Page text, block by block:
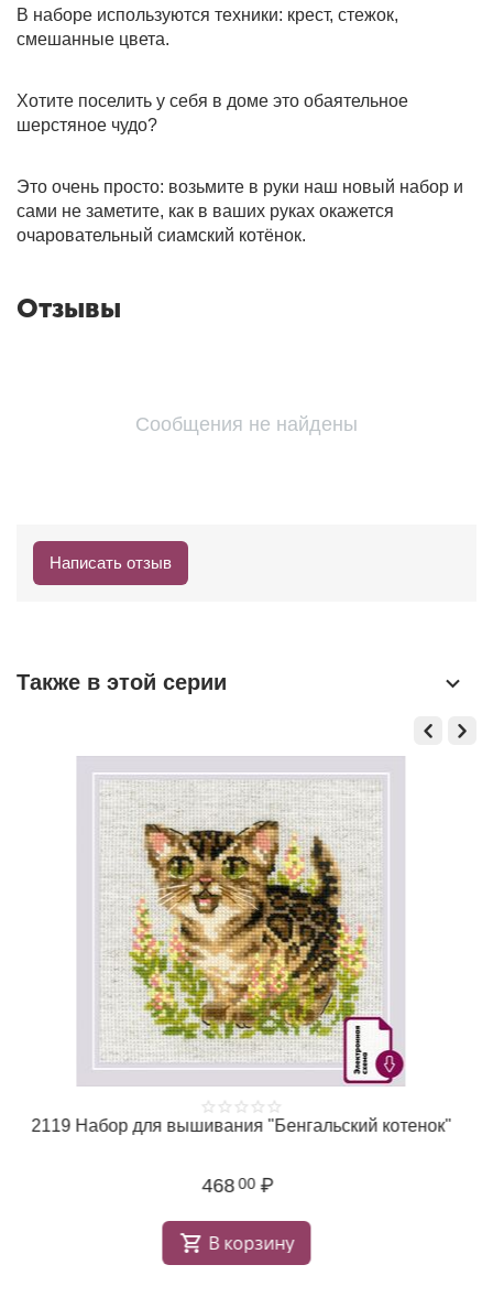
В наборе используются техники: крест, стежок,
смешанные цвета.
Хотите поселить у себя в доме это обаятельное
шерстяное чудо?
Это очень просто: возьмите в руки наш новый набор и
сами не заметите, как в ваших руках окажется
очаровательный сиамский котёнок.
Отзывы
Сообщения не найдены
Написать отзыв
Также в этой серии
2119 Набор для вышивания "Бенгальский котенок"
468 00 ₽
В корзину